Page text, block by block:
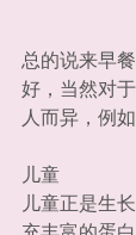
总的说来早
好，当然对
人而异，例如
儿童
儿童正是生